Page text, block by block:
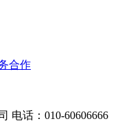
合作
电话：010-60606666